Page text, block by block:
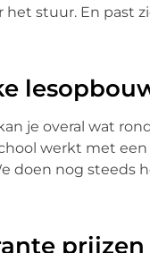
het stuur. En past
je overal wat
werkt met
doen nog steeds